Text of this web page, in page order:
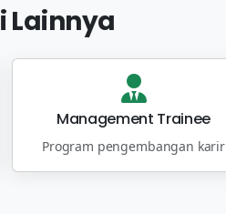
Lainnya
Management Trainee
Program pengembangan karir